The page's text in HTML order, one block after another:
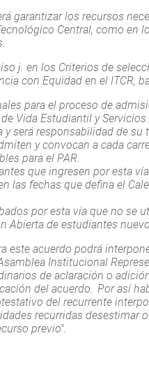
garantizar los recursos
Central, como en
j. en los Criterios de
con Equidad en el ITCR,
para el proceso de
Vida Estudiantil y
será responsabilidad de
y convocan a cada
para el PAR.
que ingresen por esta
las fechas que defina el
por esta vía que no se
Abierta de estudiantes
acuerdo podrá
Institucional
de aclaración o
del acuerdo. Por así
del recurrente
recurridas desestimar
previo".